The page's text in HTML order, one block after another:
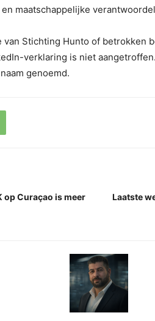
maatschappelijke
van Stichting Hunto of betrokken
verklaring is niet
genoemd.
op Curaçao is meer
Laatste